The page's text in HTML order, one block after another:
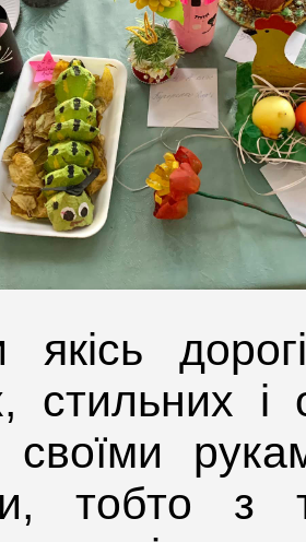
якісь
стильних
своїми
тобто з